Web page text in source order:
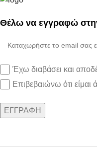
Θέλω να εγγραφώ
Έχω διαβάσει και
Επιβεβαιώνω ότι